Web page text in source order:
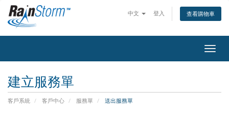
中文 登入 查看購物車
切換
建立服務單
客戶系統 客戶中心 服務單 送出服務單